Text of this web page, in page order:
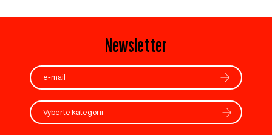
Newsletter
Vyberte kategorii